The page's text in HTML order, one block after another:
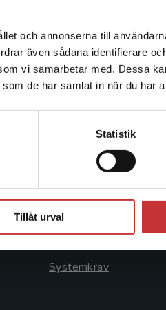
och annonserna till
även sådana identifierare
vi samarbetar med. Dessa
de har samlat in när du har
Statistik
Tillåt urval
besöker studentlitteratur.se via
Vi erbjuder inte leveranser
slutföra ett köp måste
i Sverige.Läs mer
unikt
Kundservice
Kontakta kundservice
046-31 21 00
Frågor och svar
Systemkrav